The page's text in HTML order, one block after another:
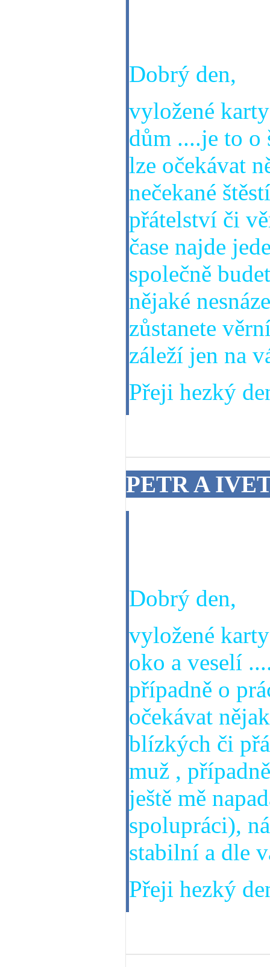
Dobrý den,
vyložené
dům ....je to o
lze očekávat
nečekané
přátelství či
čase najde
společně
nějaké
zůstanete
záleží jen na
Přeji hezký
PETR A
Dobrý den,
vyložené
oko a veselí
případně o
očekávat
blízkých či
muž ,
ještě mě
spolupráci),
stabilní a dle
Přeji hezký